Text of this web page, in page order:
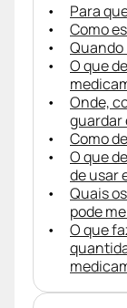
Para
Como
Quando
O que
Onde,
guardar
Como
O que
de usar
Quais
pode
O que